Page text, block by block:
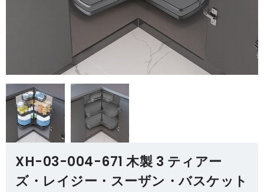
XH-03-004-671 木製 3 ティアー
ズ・レイジー・スーザン・バスケット